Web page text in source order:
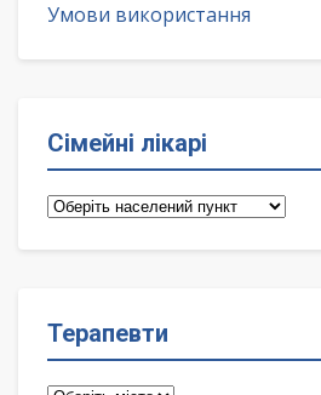
Умови використання
Сімейні лікарі
Сімейні
Терапевти